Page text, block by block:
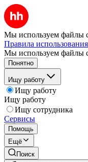
Мы используем файлы
Правила
Мы используем файлы
Понятно
Ищу работу
Ищу работу
Ищу работу
Ищу сотрудника
Сервисы
Помощь
Ещё
Поиск